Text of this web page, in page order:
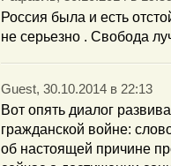
Россия была и есть
не серьезно . Свобода
Guest, 30.10.2014 в 22:13
Вот опять диалог
гражданской войне:
об настоящей причине